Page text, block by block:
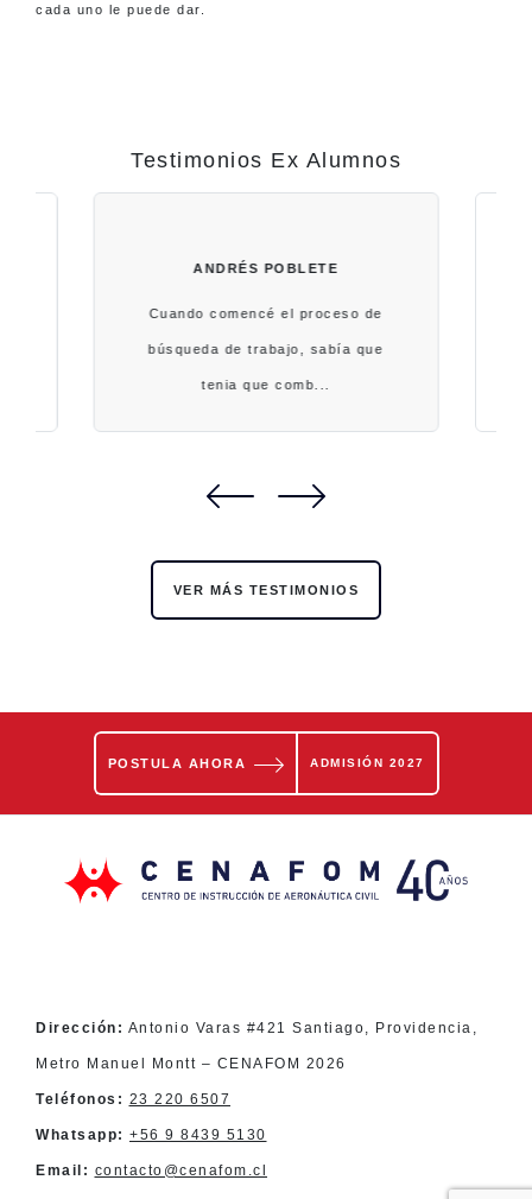
cada uno le puede dar.
Testimonios Ex Alumnos
ANDRÉS POBLETE
Cuando comencé el proceso de
búsqueda de trabajo, sabía que
tenia que comb...
VER MÁS TESTIMONIOS
POSTULA AHORA ADMISIÓN 2027
Dirección: Antonio Varas #421 Santiago, Providencia,
Metro Manuel Montt – CENAFOM 2026
Teléfonos: 23 220 6507
Whatsapp: +56 9 8439 5130
Email: contacto@cenafom.cl